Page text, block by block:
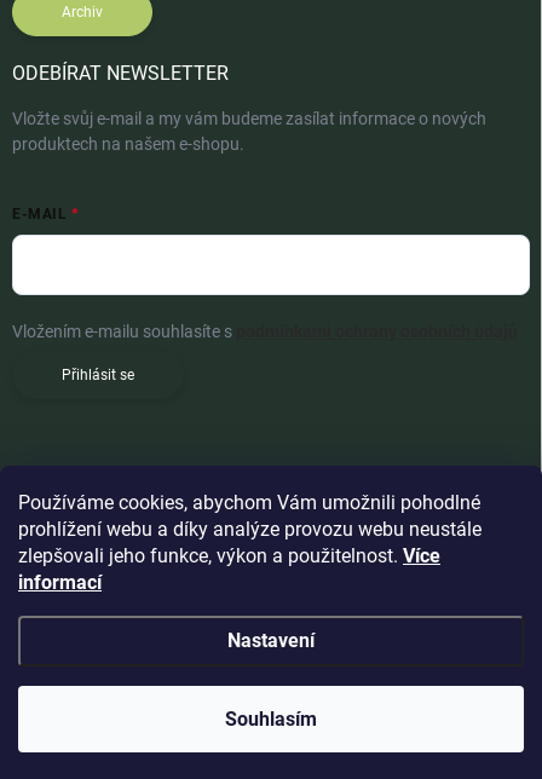
Používáme cookies, abychom Vám umožnili pohodlné
prohlížení webu a díky analýze provozu webu neustále
zlepšovali jeho funkce, výkon a použitelnost. Více
informací
Nastavení
Souhlasím
Archiv
ODEBÍRAT NEWSLETTER
Vložte svůj e-mail a my vám budeme zasílat informace o nových
produktech na našem e-shopu.
E-MAIL
Vložením e-mailu souhlasíte s
Přihlásit se
Woldoshop s.r.o. . Všechna práva vyhrazena.